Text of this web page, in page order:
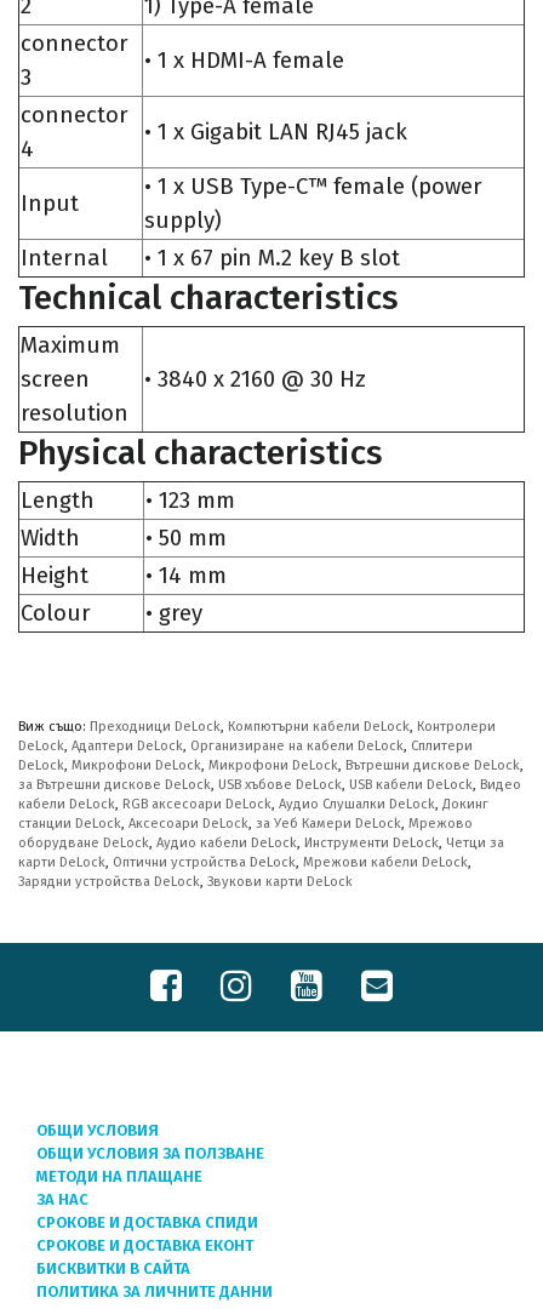
2
1) Type-A female
connector
3
• 1 x HDMI-A female
connector
4
• 1 x Gigabit LAN RJ45 jack
Input
• 1 x USB Type-C™ female (power
supply)
Internal
• 1 x 67 pin M.2 key B slot
Technical characteristics
Maximum
screen
resolution
• 3840 x 2160 @ 30 Hz
Physical characteristics
Length
• 123 mm
Width
• 50 mm
Height
• 14 mm
Colour
• grey
Виж също: Преходници DeLock Компютърни кабели DeLock
Контролери
DeLock Адаптери DeLock Организиране на кабели DeLock
Сплитери
DeLock Микрофони DeLock Микрофони DeLock Вътрешни дискове DeLock
за Вътрешни дискове DeLock
USB хъбове DeLock USB кабели DeLock
Видео
кабели DeLock
RGB аксесоари DeLock Аудио Слушалки DeLock
Докинг
станции DeLock Аксесоари DeLock за Уеб Камери DeLock Мрежово
оборудване DeLock Аудио кабели DeLock Инструменти DeLock
Четци за
карти DeLock
Оптични устройства DeLock Мрежови кабели DeLock
Зарядни устройства DeLock Звукови карти DeLock
ОБЩИ УСЛОВИЯ
ОБЩИ УСЛОВИЯ ЗА ПОЛЗВАНЕ
МЕТОДИ НА ПЛАЩАНЕ
ЗА НАС
СРОКОВЕ И ДОСТАВКА СПИДИ
СРОКОВЕ И ДОСТАВКА ЕКОНТ
БИСКВИТКИ В САЙТА
ПОЛИТИКА ЗА ЛИЧНИТЕ ДАННИ